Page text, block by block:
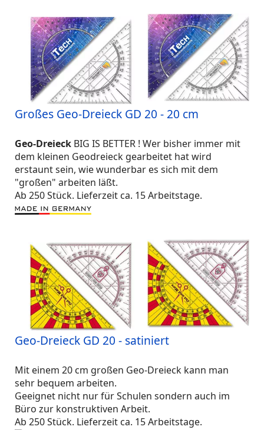
Großes Geo-Dreieck GD 20 - 20 cm
Geo-Dreieck BIG IS BETTER ! Wer bisher immer mit
dem kleinen Geodreieck gearbeitet hat wird
erstaunt sein, wie wunderbar es sich mit dem
"großen" arbeiten läßt.
Ab 250 Stück. Lieferzeit ca. 15 Arbeitstage.
Geo-Dreieck GD 20 - satiniert
Mit einem 20 cm großen Geo-Dreieck kann man
sehr bequem arbeiten.
Geeignet nicht nur für Schulen sondern auch im
Büro zur konstruktiven Arbeit.
Ab 250 Stück. Lieferzeit ca. 15 Arbeitstage.